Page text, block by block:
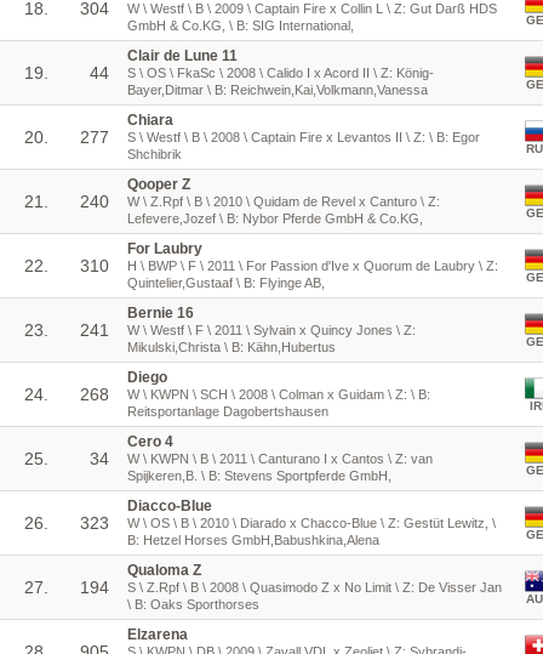
18. 304
W \ Westf \ B \ 2009 \ Captain Fire x Collin L \ Z: Gut Darß HDS
GmbH & Co.KG, \ B: SIG International,
19. 44
Clair de Lune 11
S \ OS \ FkaSc \ 2008 \ Calido I x Acord II \ Z: König-
Bayer,Ditmar \ B: Reichwein,Kai,Volkmann,Vanessa
20. 277
Chiara
S \ Westf \ B \ 2008 \ Captain Fire x Levantos II \ Z: \ B: Egor
Shchibrik
21. 240
Qooper Z
W \ Z.Rpf \ B \ 2010 \ Quidam de Revel x Canturo \ Z:
Lefevere,Jozef \ B: Nybor Pferde GmbH & Co.KG,
22. 310
For Laubry
H \ BWP \ F \ 2011 \ For Passion d'Ive x Quorum de Laubry \ Z:
Quintelier,Gustaaf \ B: Flyinge AB,
23. 241
Bernie 16
W \ Westf \ F \ 2011 \ Sylvain x Quincy Jones \ Z:
Mikulski,Christa \ B: Kähn,Hubertus
24. 268
Diego
W \ KWPN \ SCH \ 2008 \ Colman x Guidam \ Z: \ B:
Reitsportanlage Dagobertshausen
25. 34
Cero 4
W \ KWPN \ B \ 2011 \ Canturano I x Cantos \ Z: van
Spijkeren,B. \ B: Stevens Sportpferde GmbH,
26. 323
Diacco-Blue
W \ OS \ B \ 2010 \ Diarado x Chacco-Blue \ Z: Gestüt Lewitz, \
B: Hetzel Horses GmbH,Babushkina,Alena
27. 194
Qualoma Z
S \ Z.Rpf \ B \ 2008 \ Quasimodo Z x No Limit \ Z: De Visser Jan
\ B: Oaks Sporthorses
Elzarena